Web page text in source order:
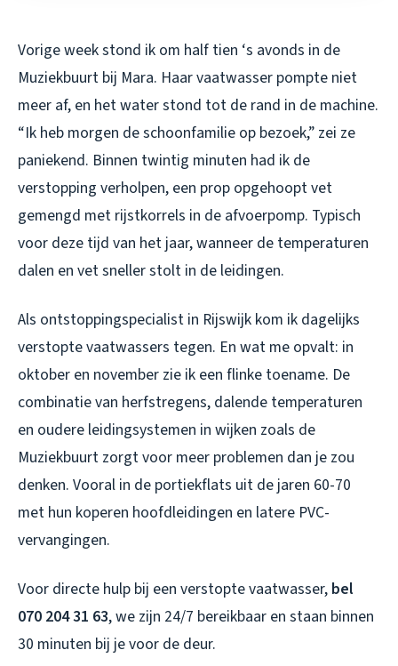
Vorige week stond ik om half tien ‘s avonds in de
Muziekbuurt bij Mara. Haar vaatwasser pompte niet
meer af, en het water stond tot de rand in de machine.
“Ik heb morgen de schoonfamilie op bezoek,” zei ze
paniekend. Binnen twintig minuten had ik de
verstopping verholpen, een prop opgehoopt vet
gemengd met rijstkorrels in de afvoerpomp. Typisch
voor deze tijd van het jaar, wanneer de temperaturen
dalen en vet sneller stolt in de leidingen.
Als ontstoppingspecialist in Rijswijk kom ik dagelijks
verstopte vaatwassers tegen. En wat me opvalt: in
oktober en november zie ik een flinke toename. De
combinatie van herfstregens, dalende temperaturen
en oudere leidingsystemen in wijken zoals de
Muziekbuurt zorgt voor meer problemen dan je zou
denken. Vooral in de portiekflats uit de jaren 60-70
met hun koperen hoofdleidingen en latere PVC-
vervangingen.
Voor directe hulp bij een verstopte vaatwasser, bel
070 204 31 63, we zijn 24/7 bereikbaar en staan binnen
30 minuten bij je voor de deur.